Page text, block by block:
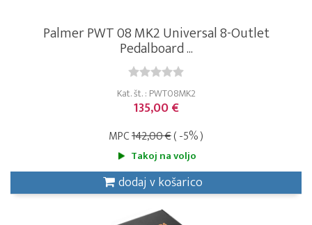
Palmer PWT 08 MK2 Universal 8-Outlet
Pedalboard ...
Kat. št. : PWT08MK2
135,00 €
MPC142,00 €( -5% )
Takoj na voljo
dodaj v košarico